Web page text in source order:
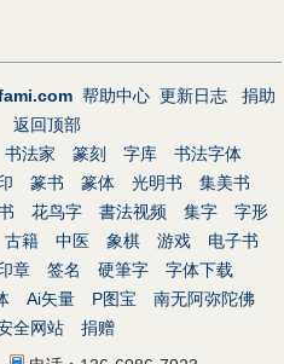
帮助中心 更新日志
捐助
返回顶部
书法家 篆刻 字库
书法字体
篆书 篆体 光明书
集美书
花鸟字 書法视频 集字
字形
古籍 中医 象棋 游戏
电子书
章 签名 硬筆字
字体下载
Ai矢量 P图宝
南无阿弥陀佛
全网站
捐赠